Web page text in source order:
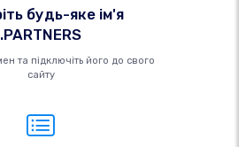
будь-яке ім'я
.PARTNERS
та підключіть його до свого
сайту